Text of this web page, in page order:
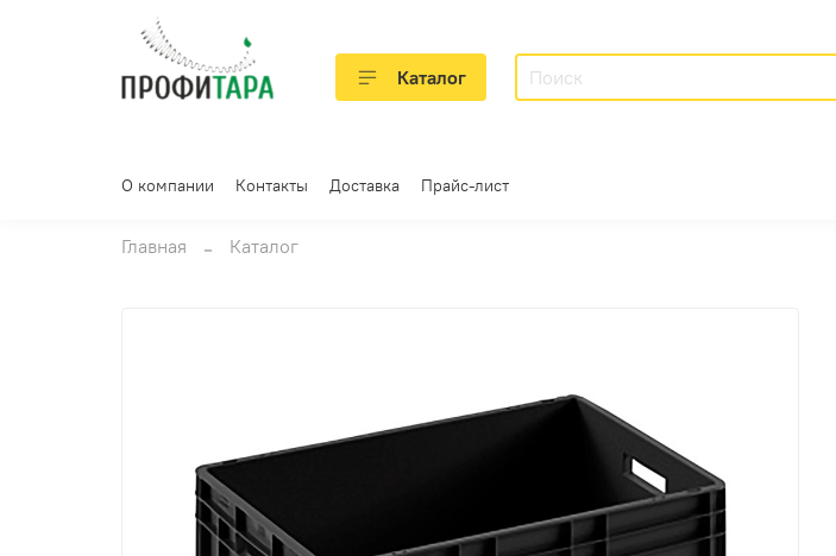
Каталог
О компании Контакты Доставка Прайс-лист
Главная Каталог